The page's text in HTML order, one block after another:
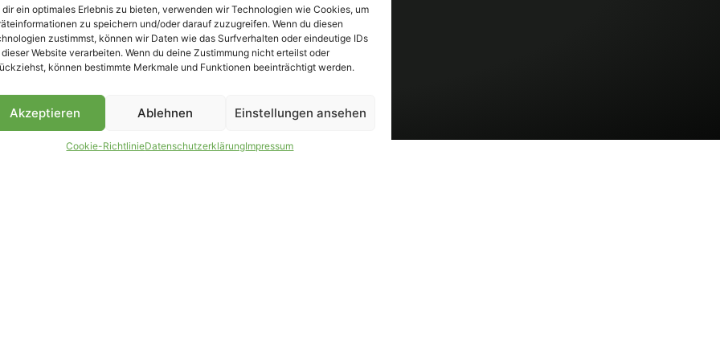
dir ein optimales Erlebnis zu bieten, verwenden wir Technologien wie Cookies, um
zu speichern und/oder darauf zuzugreifen. Wenn du diesen
zustimmst, können wir Daten wie das Surfverhalten oder eindeutige IDs
Website verarbeiten. Wenn du deine Zustimmung nicht erteilst oder
können bestimmte Merkmale und Funktionen beeinträchtigt werden.
Akzeptieren Ablehnen Einstellungen ansehen
Cookie-RichtlinieDatenschutzerklärungImpressum